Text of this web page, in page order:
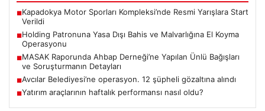
■Kapadokya Motor Sporları Kompleksi’nde Resmi Yarışlara Start
Verildi
■Holding Patronuna Yasa Dışı Bahis ve Malvarlığına El Koyma
Operasyonu
■MASAK Raporunda Ahbap Derneği’ne Yapılan Ünlü Bağışları
ve Soruşturmanın Detayları
■Avcılar Belediyesi’ne operasyon. 12 şüpheli gözaltına alındı
■Yatırım araçlarının haftalık performansı nasıl oldu?